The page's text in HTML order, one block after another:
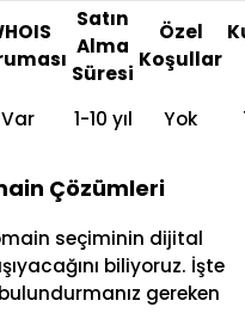
Satın
Alma
Süresi
Özel
Koşullar
Var 1-10 yıl Yok
Çözümleri
seçiminin dijital
biliyoruz. İşte
gereken